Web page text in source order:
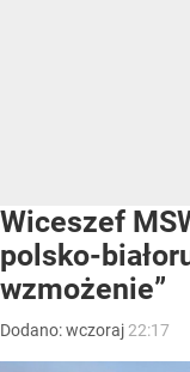
Wiceszef
polsko-
wzmożenie”
Dodano:wczoraj 22:17